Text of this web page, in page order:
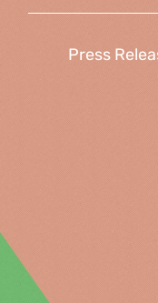
Press